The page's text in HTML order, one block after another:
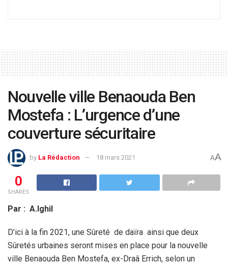
Nouvelle ville Benaouda Ben
Mostefa : L’urgence d’une
couverture sécuritaire
by La Rédaction 18 mars 2021 AA
0
SHARES
Par : A.Ighil
D’ici à la fin 2021, une Sûreté de daïra ainsi que deux
Sûretés urbaines seront mises en place pour la nouvelle
ville Benaouda Ben Mostefa, ex-Draâ Errich, selon un